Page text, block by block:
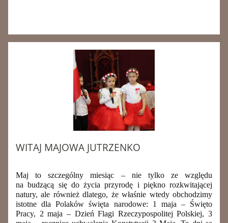
WITAJ MAJOWA JUTRZENKO
Maj to szczególny miesiąc – nie tylko ze względu
na budzącą się do życia przyrodę i piękno rozkwitającej
natury, ale również dlatego, że właśnie wtedy obchodzimy
istotne dla Polaków święta narodowe: 1 maja – Święto
Pracy, 2 maja – Dzień Flagi Rzeczypospolitej Polskiej, 3